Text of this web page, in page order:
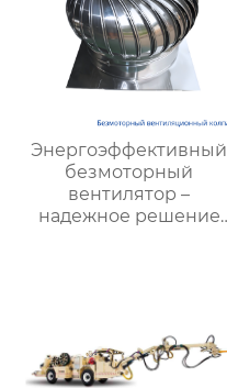
Энергоэффективный
безмоторный
вентилятор –
надежное решение